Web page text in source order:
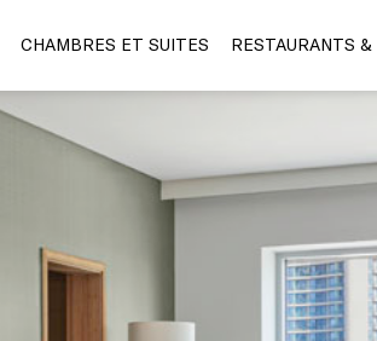
CHAMBRES ET SUITES RESTAURANTS &